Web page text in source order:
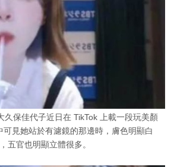
久保佳代子近日在 TikTok 上載一段玩美顏
見她站於有濾鏡的那邊時，膚色明顯白
五官也明顯立體很多。